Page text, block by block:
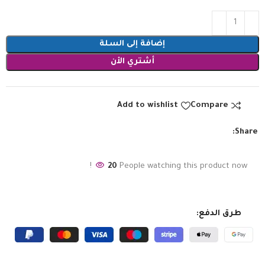
إضافة إلى السلة
أشتري الأن
Compare
Add to wishlist
Share:
20 People watching this product now!
طرق الدفع: